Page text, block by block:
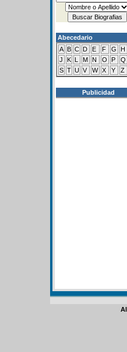
Abecedario
A B C D E F G H
J
K L M N O P Q
S T U V W X Y Z
Publicidad